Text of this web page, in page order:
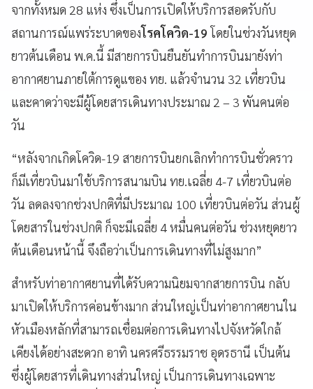
จากทั้งหมด 28 แห่ง ซึ่งเป็นการเปิดให้บริการสอดรับกับ
สถานการณ์แพร่ระบาดของโรคโควิด-19โดยในช่วงวันหยุด
ยาวต้นเดือน พ.ค.นี้ มีสายการบินยืนยันทำการบินมายังท่า
อากาศยานภายใต้การดูแของ ทย. แล้วจำนวน 32 เที่ยวบิน
และคาดว่าจะมีผู้โดยสารเดินทางประมาณ 2 – 3 พันคนต่อ
วัน
“หลังจากเกิดโควิด-19 สายการบินยกเลิกทำการบินชั่วคราว
ก็มีเที่ยวบินมาใช้บริการสนามบิน ทย.เฉลี่ย 4-7 เที่ยวบินต่อ
วัน ลดลงจากช่วงปกติที่มีประมาณ 100 เที่ยวบินต่อวัน ส่วนผู้
โดยสารในช่วงปกติ ก็จะมีเฉลี่ย 4 หมื่นคนต่อวัน ช่วงหยุดยาว
ต้นเดือนหน้านี้ จึงถือว่าเป็นการเดินทางที่ไม่สูงมาก”
สำหรับท่าอากาศยานที่ได้รับความนิยมจากสายการบิน กลับ
มาเปิดให้บริการค่อนข้างมาก ส่วนใหญ่เป็นท่าอากาศยานใน
หัวเมืองหลักที่สามารถเชื่อมต่อการเดินทางไปจังหวัดใกล้
เคียงได้อย่างสะดวก อาทิ นครศรีธรรมราช อุดรธานี เป็นต้น
ซึ่งผู้โดยสารที่เดินทางส่วนใหญ่ เป็นการเดินทางเฉพาะ